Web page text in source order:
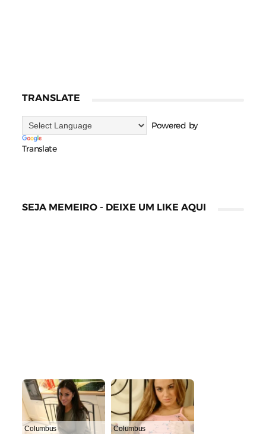
TRANSLATE
Powered by
Translate
SEJA MEMEIRO - DEIXE UM LIKE AQUI
Columbus Columbus